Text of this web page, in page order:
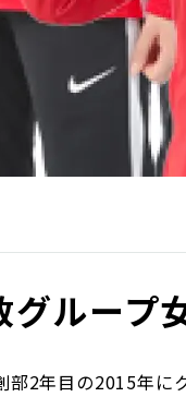
ループ
部2年目の2015年に